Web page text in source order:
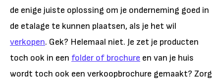
de enige juiste oplossing om je onderneming goed in
de etalage te kunnen plaatsen, als je het wil
verkopen. Gek? Helemaal niet. Je zet je producten
toch ook in een folder of brochure en van je huis
wordt toch ook een verkoopbrochure gemaakt? Zorg